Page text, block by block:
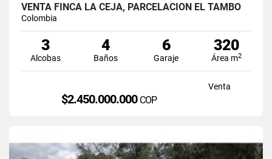
VENTA FINCA LA CEJA, PARCELACIÓN EL TAMBO
Colombia
3
Alcobas
4
Baños
6
Garaje
320
Área m2
Venta
$2.450.000.000 COP